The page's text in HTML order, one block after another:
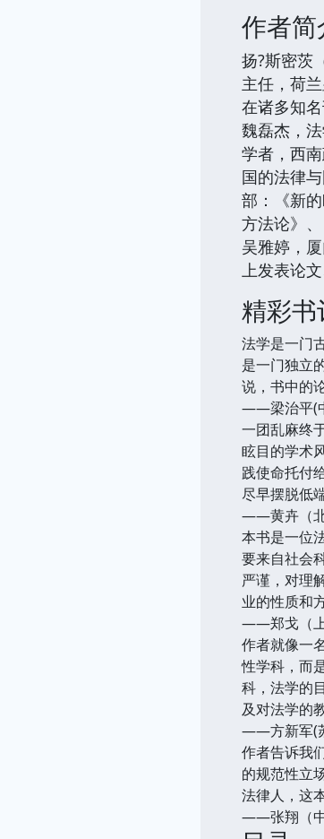
作者简
扬?斯密茨
主任，荷
在诸多知
魏磊杰，
学者，西
国的法律
部：《新
方法论》
吴雅婷，
上发表论文
精彩书
法学是一门
是一门独立
说，书中的
——梁治平(
一团乱麻终
眩目的学术
践使命托付
尽早摆脱低
——黄卉（北
本书是一位
要来自社会
严谨，对理
业的性质和
——郑戈（上
作者就像一
性学科，而
科，法学的
及对法学的
——方新军(
作者告诉我
的规范性立
法律人，这
——张翔（中